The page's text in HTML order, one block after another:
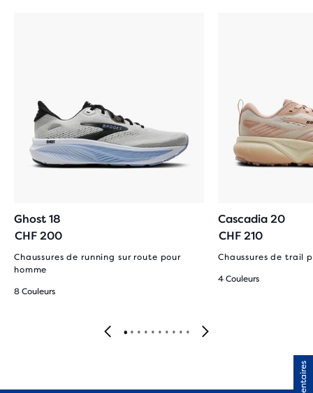
Ghost 18
CHF 200
Chaussures de running sur route pour
homme
8 Couleurs
Cascadia 20
CHF 210
Chaussures de trail
4 Couleurs